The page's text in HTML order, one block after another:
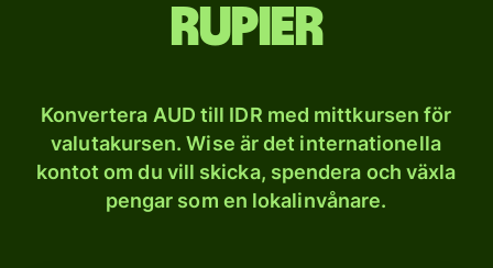
rupier
Konvertera AUD till IDR med mittkursen för
valutakursen. Wise är det internationella
kontot om du vill skicka, spendera och växla
pengar som en lokalinvånare.